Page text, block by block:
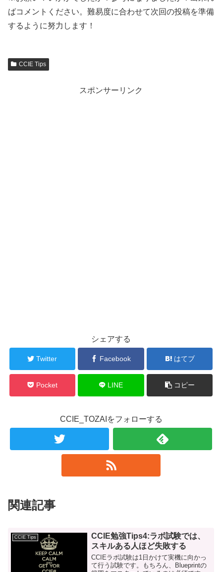
ばコメントください。難易度に合わせて次回の投稿を準備
するように努力します！
CCIE Tips
スポンサーリンク
シェアする
Twitter Facebook はてブ
Pocket LINE コピー
CCIE_TOZAIをフォローする
関連記事
CCIE Tips
CCIE勉強Tips4:ラボ試験では、
スキルある人ほど失敗する
CCIEラボ試験は1日かけて実機に向かっ
て行う試験です。もちろん、Blueprintの